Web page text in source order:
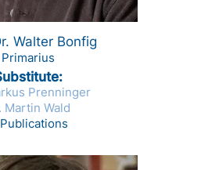
Walter Bonfig
Primarius
Prenninger
Martin Wald
Publications